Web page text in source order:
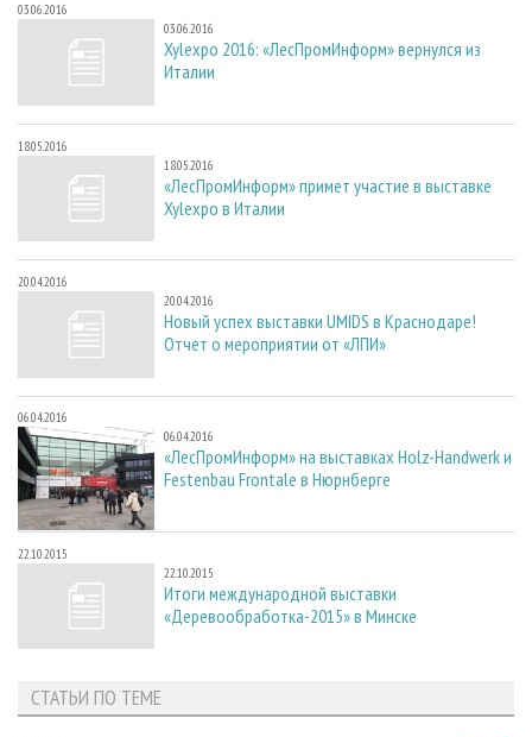
03.06.2016
03.06.2016
Xylexpo 2016: «ЛесПромИнформ» вернулся из
Италии
18.05.2016
18.05.2016
«ЛесПромИнформ» примет участие в выставке
Xylexpo в Италии
20.04.2016
20.04.2016
Новый успех выставки UMIDS в Краснодаре!
Отчет о мероприятии от «ЛПИ»
06.04.2016
06.04.2016
«ЛесПромИнформ» на выставках Holz-Handwerk и
Festenbau Frontale в Нюрнберге
22.10.2015
22.10.2015
Итоги международной выставки
«Деревообработка-2015» в Минске
СТАТЬИ ПО ТЕМЕ